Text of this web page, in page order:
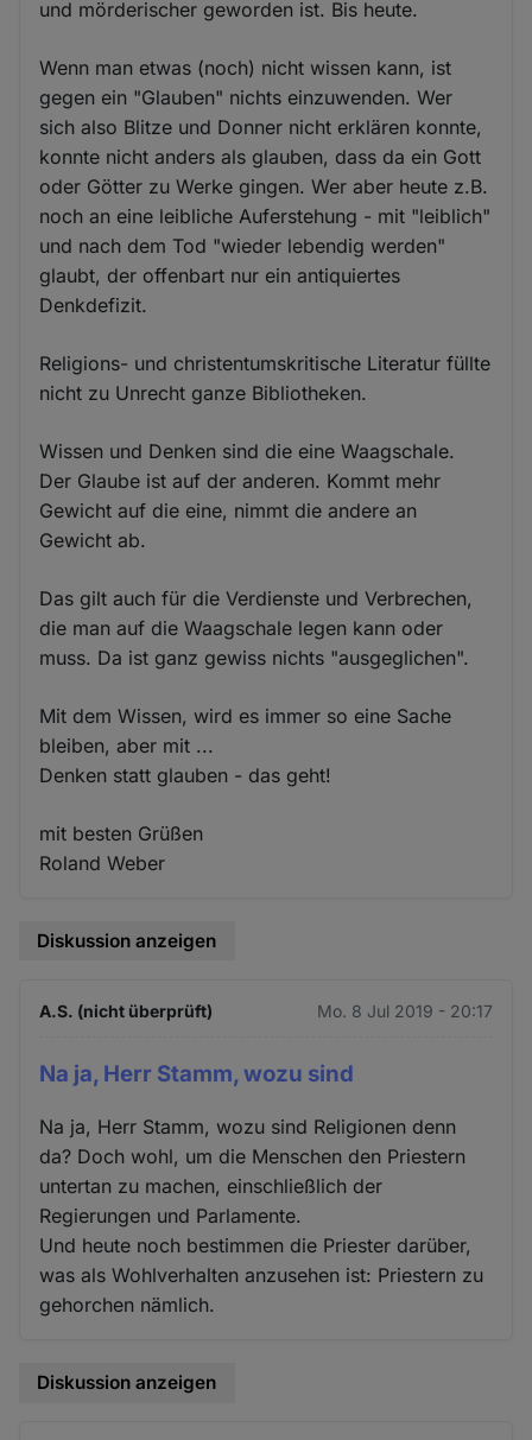
und mörderischer geworden ist. Bis heute.
Wenn man etwas (noch) nicht wissen kann, ist
gegen ein "Glauben" nichts einzuwenden. Wer
sich also Blitze und Donner nicht erklären konnte,
konnte nicht anders als glauben, dass da ein Gott
oder Götter zu Werke gingen. Wer aber heute z.B.
noch an eine leibliche Auferstehung - mit "leiblich"
und nach dem Tod "wieder lebendig werden"
glaubt, der offenbart nur ein antiquiertes
Denkdefizit.
Religions- und christentumskritische Literatur füllte
nicht zu Unrecht ganze Bibliotheken.
Wissen und Denken sind die eine Waagschale.
Der Glaube ist auf der anderen. Kommt mehr
Gewicht auf die eine, nimmt die andere an
Gewicht ab.
Das gilt auch für die Verdienste und Verbrechen,
die man auf die Waagschale legen kann oder
muss. Da ist ganz gewiss nichts "ausgeglichen".
Mit dem Wissen, wird es immer so eine Sache
bleiben, aber mit ...
Denken statt glauben - das geht!
mit besten Grüßen
Roland Weber
Diskussion anzeigen
A.S. (nicht überprüft) Mo. 8 Jul 2019 - 20:17
Na ja, Herr Stamm, wozu sind
Na ja, Herr Stamm, wozu sind Religionen denn
da? Doch wohl, um die Menschen den Priestern
untertan zu machen, einschließlich der
Regierungen und Parlamente.
Und heute noch bestimmen die Priester darüber,
was als Wohlverhalten anzusehen ist: Priestern zu
gehorchen nämlich.
Diskussion anzeigen